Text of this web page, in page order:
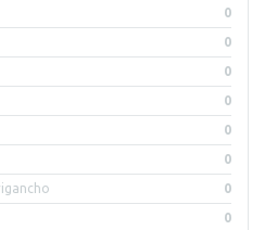
0
0
0
0
0
0
0
0